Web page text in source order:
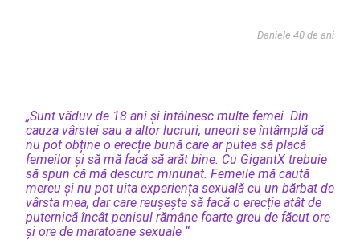
Daniele 40 de ani
„Sunt văduv de 18 ani și întâlnesc multe femei. Din
cauza vârstei sau a altor lucruri, uneori se întâmplă că
nu pot obține o erecție bună care ar putea să placă
femeilor și să mă facă să arăt bine. Cu GigantX trebuie
să spun că mă descurc minunat. Femeile mă caută
mereu și nu pot uita experiența sexuală cu un bărbat de
vârsta mea, dar care reușește să facă o erecție atât de
puternică încât penisul rămâne foarte greu de făcut ore
și ore de maratoane sexuale “